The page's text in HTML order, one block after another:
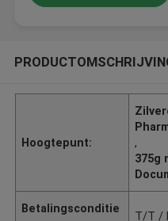
Hoogtepunt:
,
375g
Betalingsconditie
T/T /